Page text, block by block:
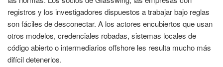
registros y los investigadores dispuestos a trabajar bajo reglas
son fáciles de desconectar. A los actores encubiertos que usan
otros modelos, credenciales robadas, sistemas locales de
código abierto o intermediarios offshore les resulta mucho más
difícil detenerlos.